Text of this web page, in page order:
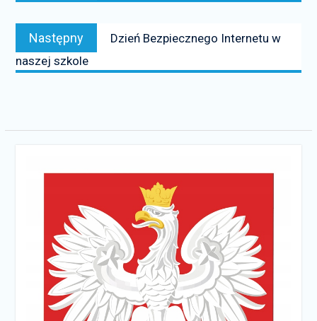
Następny
Następny
news:
Dzień Bezpiecznego Internetu w
naszej szkole